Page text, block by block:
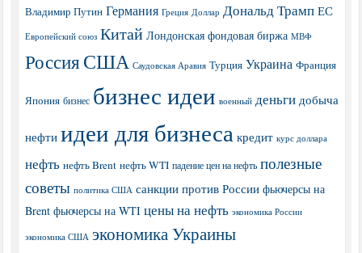
Владимир Путин Германия Греция Доллар Дональд Трамп ЕС
Европейский союз Китай Лондонская фондовая биржа МВФ
РоссияСША Саудовская Аравия Турция Украина Франция
Япония бизнес бизнес идеи военный деньги добыча
нефти идеи для бизнеса кредит курс доллара
нефть нефть Brent нефть WTI падение цен на нефть полезные
советы политика США санкции против России фьючерсы на
Brent фьючерсы на WTI цены на нефть экономика России
экономика США экономика Украины